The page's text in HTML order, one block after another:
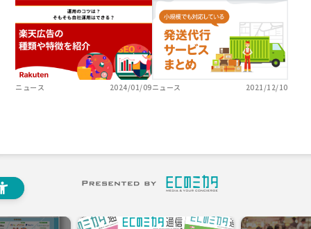
ニュース 2024/01/09ニュース 2021/12/10